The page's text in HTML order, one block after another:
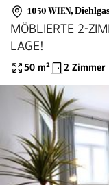
1050 WIEN,
MÖBLIERTE 2-
LAGE!
50 m² 2 Zimmer